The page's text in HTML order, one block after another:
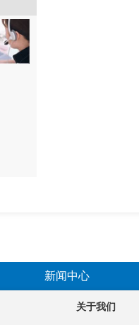
新闻中心
关于我们